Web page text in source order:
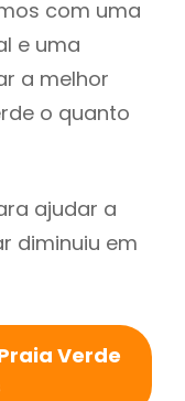
com uma
e uma
a melhor
o quanto
ajudar a
diminuiu em
Verde